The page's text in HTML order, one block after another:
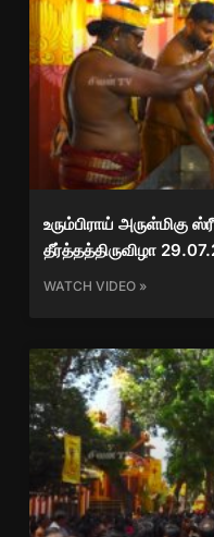
உரும்பிராய் அருள்மிகு
தீர்த்தத்திருவிழா
WATCH VIDEO »